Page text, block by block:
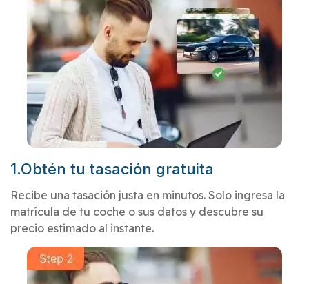
1.Obtén tu tasación gratuita
Recibe una tasación justa en minutos. Solo ingresa la
matrícula de tu coche o sus datos y descubre su
precio estimado al instante.